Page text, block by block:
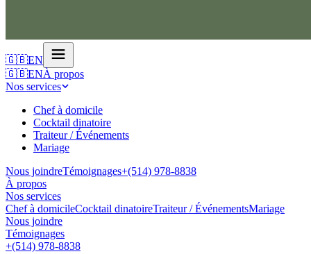
🇬🇧EN
🇬🇧ENÀ propos
Nos services
Chef à domicile
Cocktail dinatoire
Traiteur / Événements
Mariage
Nous joindreTémoignages+(514) 978-8838
À propos
Nos services
Chef à domicileCocktail dinatoireTraiteur / ÉvénementsMariage
Nous joindre
Témoignages
+(514) 978-8838